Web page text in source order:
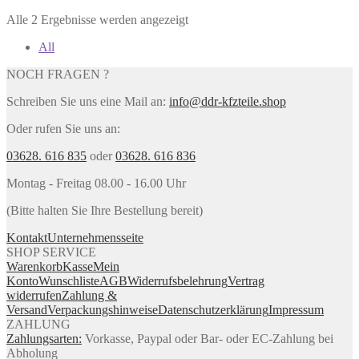
Alle 2 Ergebnisse werden angezeigt
All
NOCH FRAGEN ?
Schreiben Sie uns eine Mail an: info@ddr-kfzteile.shop
Oder rufen Sie uns an:
03628. 616 835 oder03628. 616 836
Montag - Freitag 08.00 - 16.00 Uhr
(Bitte halten Sie Ihre Bestellung bereit)
KontaktUnternehmensseite
SHOP SERVICE
WarenkorbKasseMein
KontoWunschlisteAGBWiderrufsbelehrungVertrag
widerrufenZahlung &
VersandVerpackungshinweiseDatenschutzerklärungImpressum
ZAHLUNG
Zahlungsarten: Vorkasse, Paypal oder Bar- oder EC-Zahlung bei
Abholung